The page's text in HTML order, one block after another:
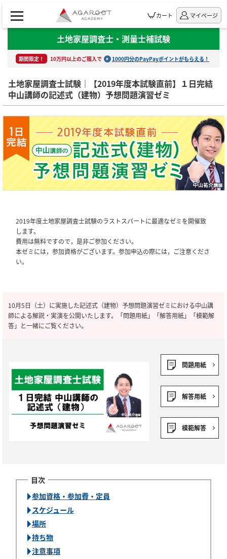
カート マイページ
土地家屋調査士・測量士補試験
期間限定！ 10万円以上のご購入で 1000円分のPayPayポイントがもらえる！
土地家屋調査士試験｜【2019年度本試験直前】１日完結
中山講師の記述式（建物）予想問題演習ゼミ
2019年度土地家屋調査士試験のラストスパートに最適なゼミを開催致
します。
費用は無料ですので，是非ご参加ください。
本ゼミには，参加資格がございます。参加申込の際には，ご注意くださ
い。
10月5日（土）に実施した記述式（建物）予想問題演習ゼミにおける中山講
師による解説・実演を公開いたします。「問題用紙」「解答用紙」「模範解
答」と一緒にご覧ください。
問題用紙
解答用紙
模範解答
参加資格・参加費・定員
スケジュール
場所
持ち物
注意事項